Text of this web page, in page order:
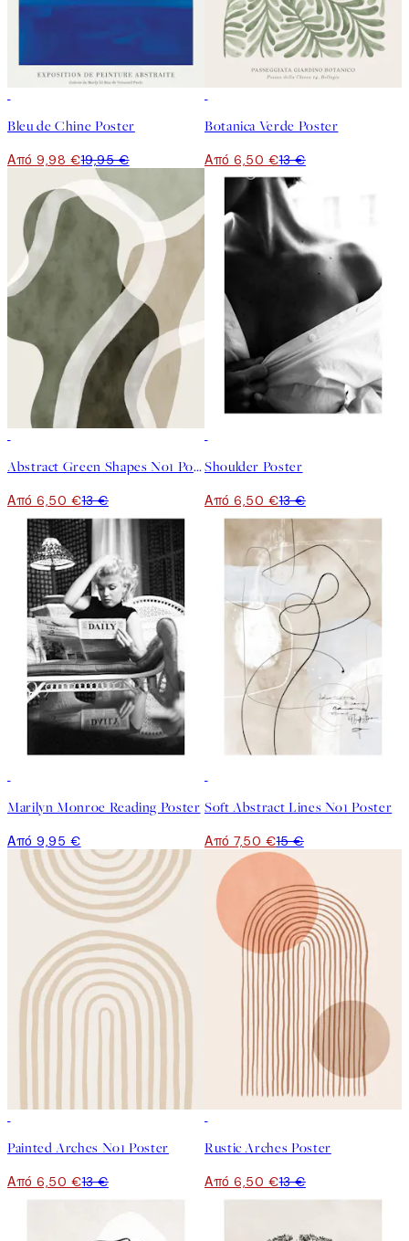
Bleu de Chine Poster
Από 9,98 €19,95 €
Botanica Verde Poster
Από 6,50 €13 €
Abstract Green Shapes No1 Poster
Από 6,50 €13 €
Shoulder Poster
Από 6,50 €13 €
Marilyn Monroe Reading Poster
Από 9,95 €
Soft Abstract Lines No1 Poster
Από 7,50 €15 €
Painted Arches No1 Poster
Από 6,50 €13 €
Rustic Arches Poster
Από 6,50 €13 €